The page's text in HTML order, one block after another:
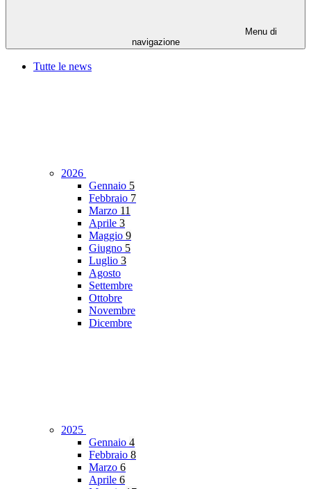
Menu di
navigazione
Tutte le news
2026
Gennaio 5
Febbraio 7
Marzo 11
Aprile 3
Maggio 9
Giugno 5
Luglio 3
Agosto
Settembre
Ottobre
Novembre
Dicembre
2025
Gennaio 4
Febbraio 8
Marzo 6
Aprile 6